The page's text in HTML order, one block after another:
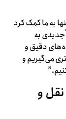
به ما کمک کرد
جدیدی به
دقیق و
می‌گیریم و
و